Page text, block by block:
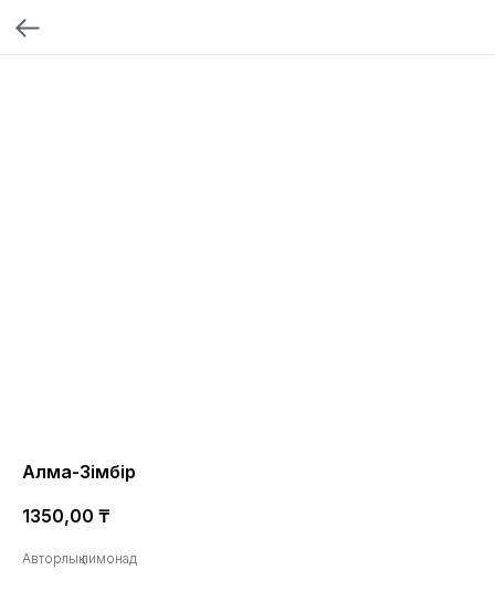
Алма-Зімбір
1350,00 ₸
Авторлық лимонад